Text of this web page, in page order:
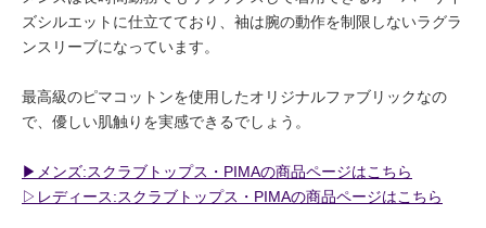
ズシルエットに仕立てており、袖は腕の動作を制限しないラグラ
ンスリーブになっています。
最高級のピマコットンを使用したオリジナルファブリックなの
で、優しい肌触りを実感できるでしょう。
▶︎メンズ:スクラブトップス・PIMAの商品ページはこちら
▷レディース:スクラブトップス・PIMAの商品ページはこちら